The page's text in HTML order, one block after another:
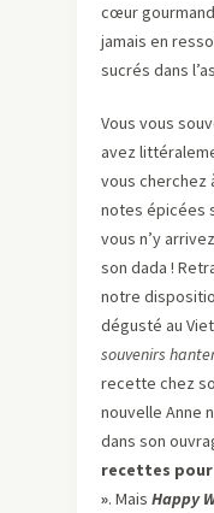
cœur gourmand
jamais en
sucrés dans
Vous vous
avez
vous cherchez
notes épicées
vous n’y
son dada !
notre
dégusté au
souvenirs
recette chez
nouvelle Anne
dans son
recettes
». Mais Happy